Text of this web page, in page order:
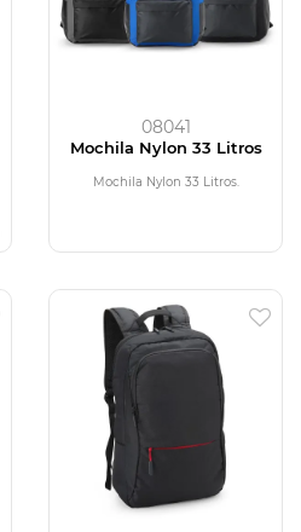
08041
Mochila Nylon 33 Litros
Mochila Nylon 33 Litros.